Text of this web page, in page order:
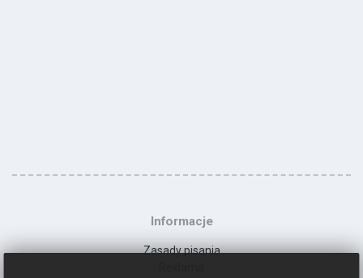
Informacje
Zasady pisania